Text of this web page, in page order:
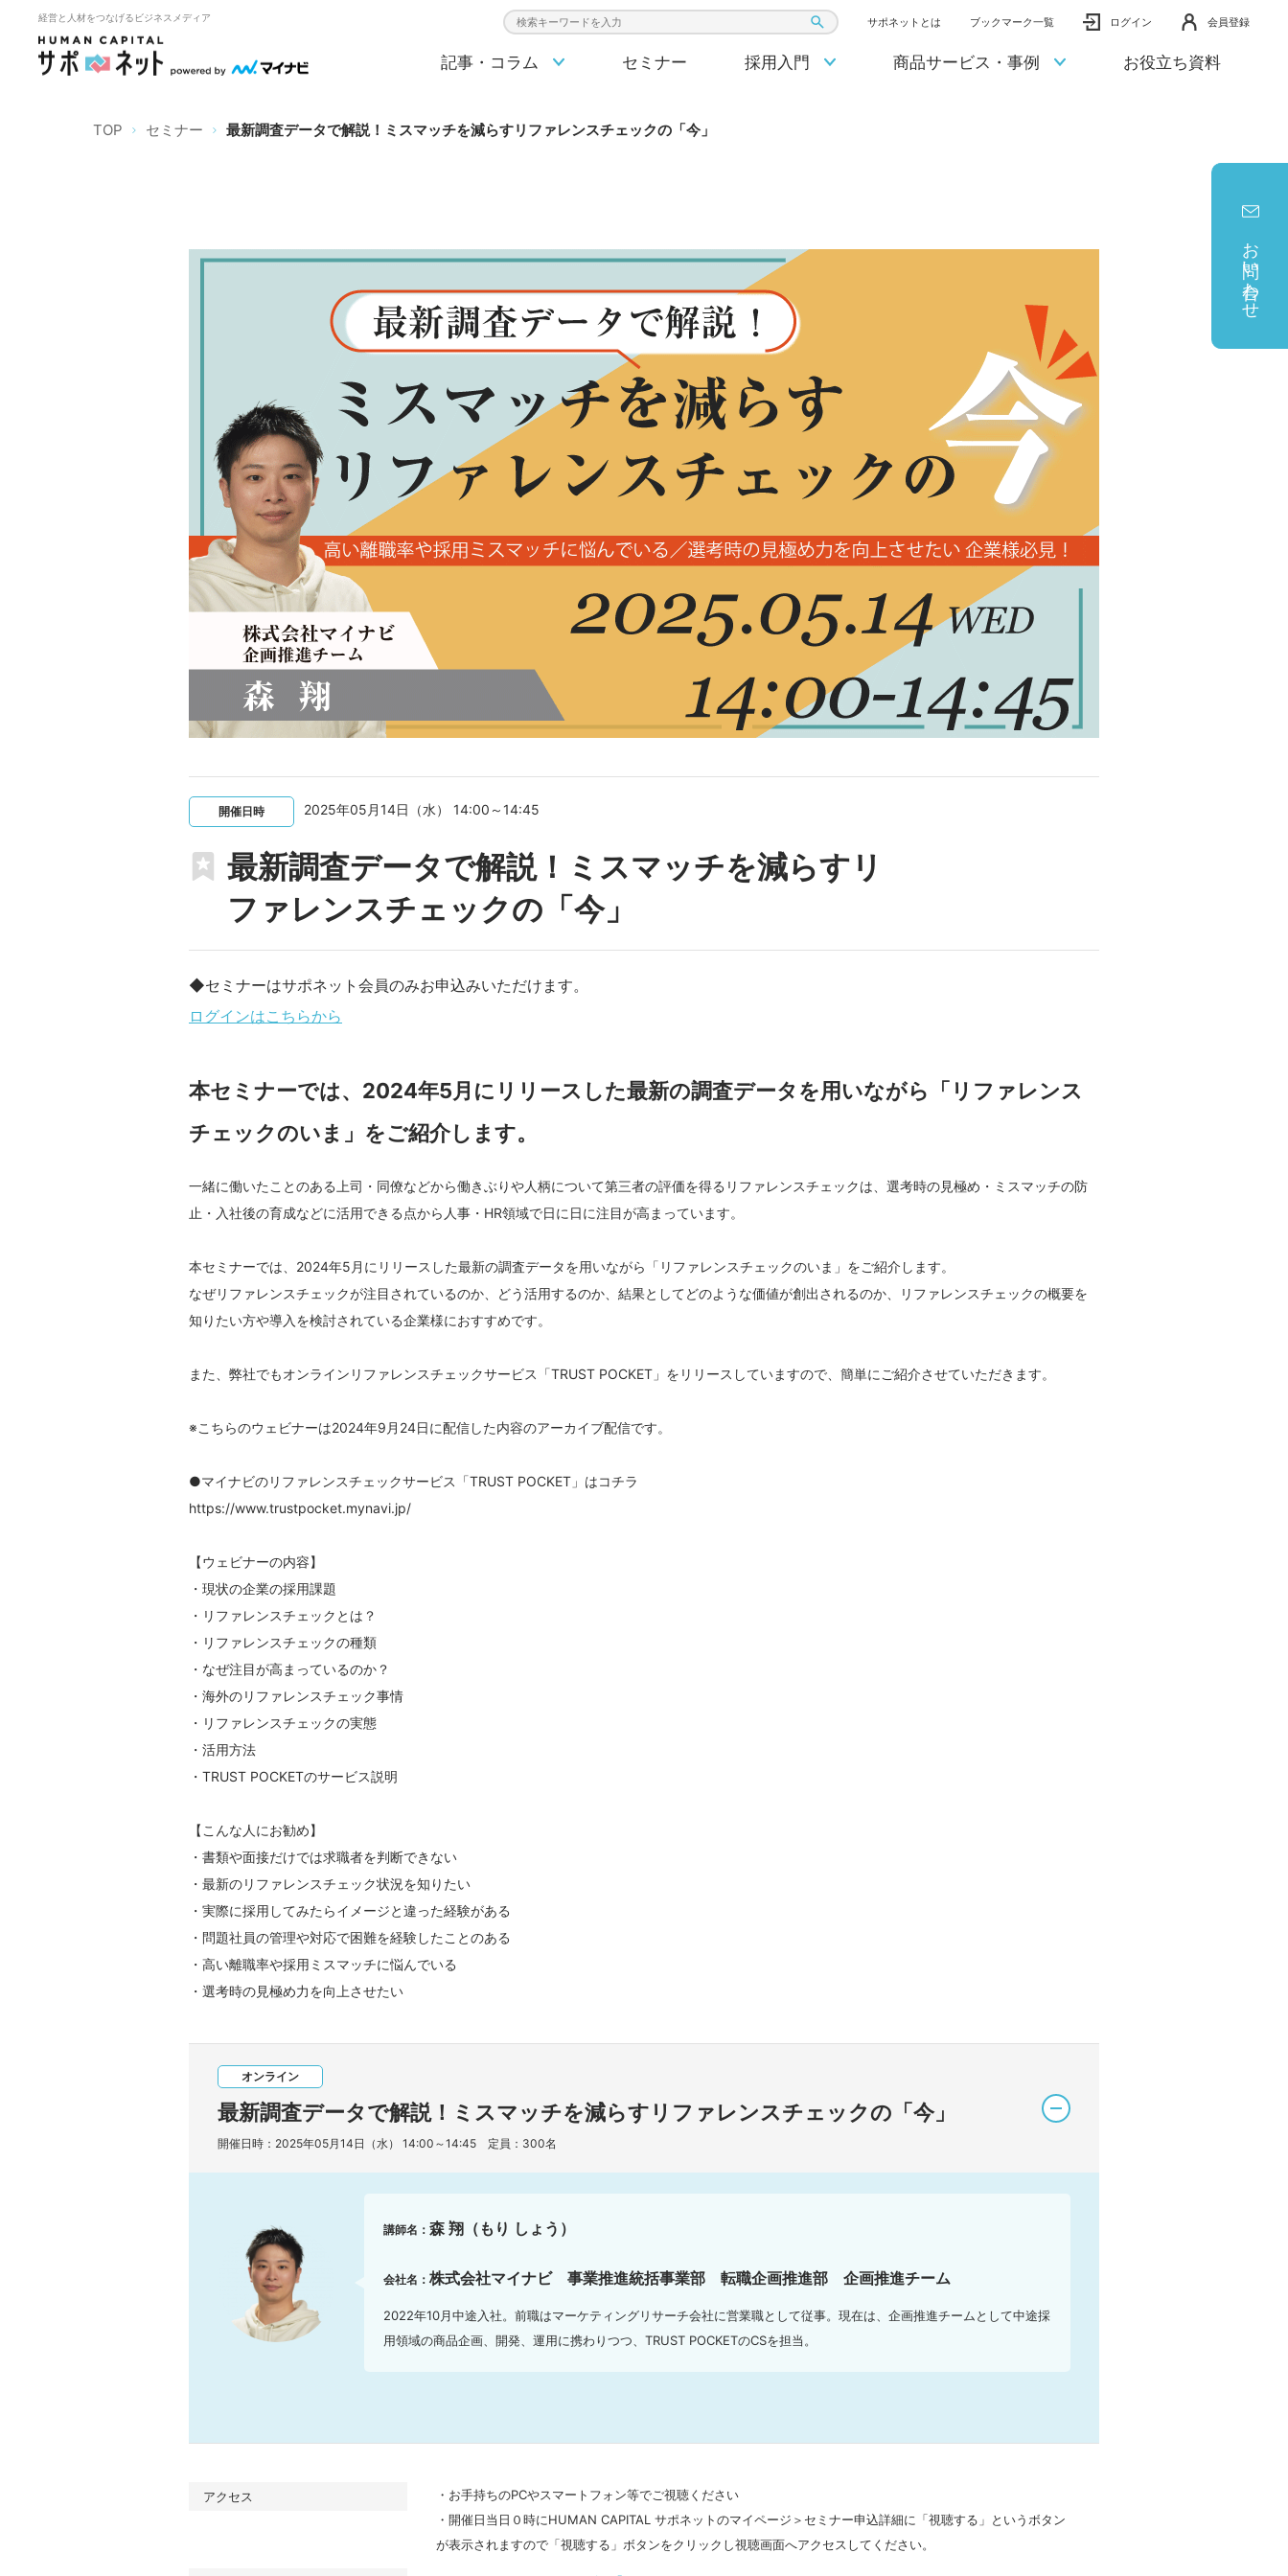
経営と人材をつなげるビジネスメディア
検索キーワード入力 サポネットとは ブックマーク一覧 ログイン 会員登録
記事・コラム セミナー 採用入門 商品サービス・事例 お役立ち資料
お問い合わせ
TOP セミナー 最新調査データで解説！ミスマッチを減らすリファレンスチェックの「今」
開催日時 2025年05月14日（水） 14:00～14:45
最新調査データで解説！ミスマッチを減らすリ
ファレンスチェックの「今」
◆セミナーはサポネット会員のみお申込みいただけます。
ログインはこちらから
本セミナーでは、2024年5月にリリースした最新の調査データを用いながら「リファレンス
チェックのいま」をご紹介します。
一緒に働いたことのある上司・同僚などから働きぶりや人柄について第三者の評価を得るリファレンスチェックは、選考時の見極め・ミスマッチの防
止・入社後の育成などに活用できる点から人事・HR領域で日に日に注目が高まっています。
本セミナーでは、2024年5月にリリースした最新の調査データを用いながら「リファレンスチェックのいま」をご紹介します。
なぜリファレンスチェックが注目されているのか、どう活用するのか、結果としてどのような価値が創出されるのか、リファレンスチェックの概要を
知りたい方や導入を検討されている企業様におすすめです。
また、弊社でもオンラインリファレンスチェックサービス「TRUST POCKET」をリリースしていますので、簡単にご紹介させていただきます。
※こちらのウェビナーは2024年9月24日に配信した内容のアーカイブ配信です。
●マイナビのリファレンスチェックサービス「TRUST POCKET」はコチラ
https://www.trustpocket.mynavi.jp/
【ウェビナーの内容】
・現状の企業の採用課題
・リファレンスチェックとは？​
・リファレンスチェックの種類
​・なぜ注目が高まっているのか？
​・海外のリファレンスチェック事情
・リファレンスチェックの実態
​・活用方法
​・TRUST POCKETのサービス説明
【こんな人にお勧め】
・書類や面接だけでは求職者を判断できない
・最新のリファレンスチェック状況を知りたい
・実際に採用してみたらイメージと違った経験がある
・問題社員の管理や対応で困難を経験したことのある
・高い離職率や採用ミスマッチに悩んでいる
・選考時の見極め力を向上させたい
オンライン
最新調査データで解説！ミスマッチを減らすリファレンスチェックの「今」
開催日時：2025年05月14日（水） 14:00～14:45 定員：300名
講師名：森 翔（もり しょう）
会社名：株式会社マイナビ 事業推進統括事業部 転職企画推進部 企画推進チーム
2022年10月中途入社。前職はマーケティングリサーチ会社に営業職として従事。現在は、企画推進チームとして中途採
用領域の商品企画、開発、運用に携わりつつ、TRUST POCKETのCSを担当。
アクセス
・お手持ちのPCやスマートフォン等でご視聴ください
・開催日当日０時にHUMAN CAPITAL サポネットのマイページ＞セミナー申込詳細に「視聴する」というボタン
が表示されますので「視聴する」ボタンをクリックし視聴画面へアクセスしてください。